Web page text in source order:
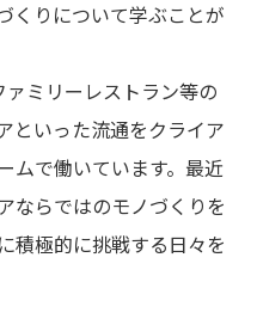
くりについて学ぶことが
ミリーレストラン等の
といった流通をクライア
ムで働いています。最近
ならではのモノづくりを
積極的に挑戦する日々を